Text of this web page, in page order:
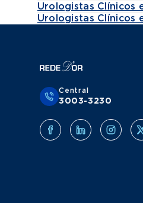
Urologistas Clínicos
Urologistas Clínicos
Central
3003-3230